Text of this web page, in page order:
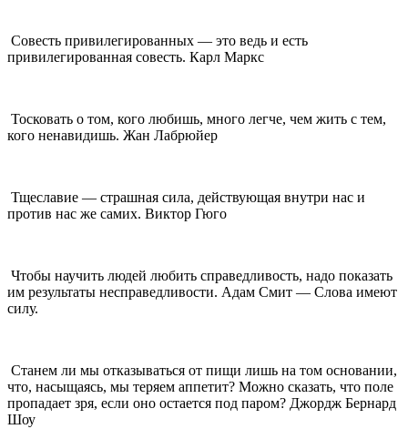
Совесть привилегированных — это ведь и есть
привилегированная совесть. Карл Маркс
Тосковать о том, кого любишь, много легче, чем жить с тем,
кого ненавидишь. Жан Лабрюйер
Тщеславие — страшная сила, действующая внутри нас и
против нас же самих. Виктор Гюго
Чтобы научить людей любить справедливость, надо показать
им результаты несправедливости. Адам Смит — Слова имеют
силу.
Станем ли мы отказываться от пищи лишь на том основании,
что, насыщаясь, мы теряем аппетит? Можно сказать, что поле
пропадает зря, если оно остается под паром? Джордж Бернард
Шоу